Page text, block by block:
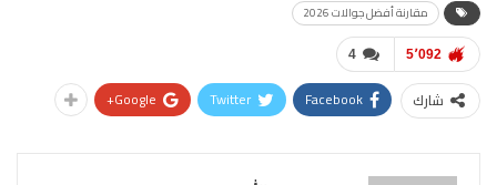
مقارنة أفضل جوالات 2026
4 5٬092
شارك Facebook
Twitter
Google+